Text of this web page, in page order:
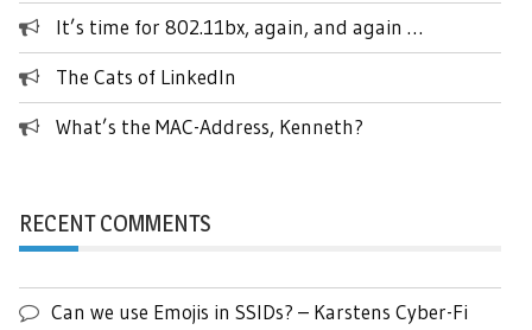
It’s time for 802.11bx, again, and again …
The Cats of LinkedIn
What’s the MAC-Address, Kenneth?
RECENT COMMENTS
Can we use Emojis in SSIDs? – Karstens Cyber-Fi